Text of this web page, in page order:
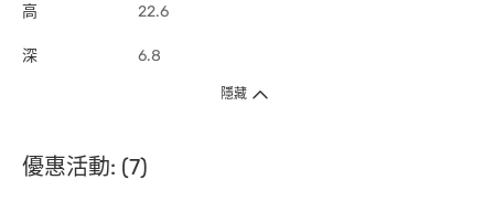
高 22.6
深 6.8
隱藏
優惠活動: (7)